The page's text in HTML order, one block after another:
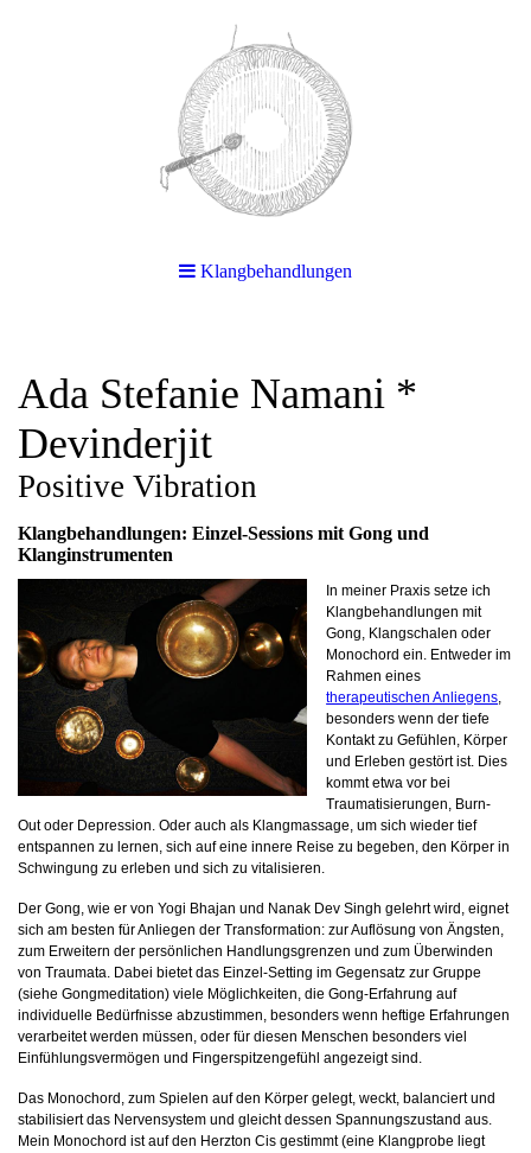
Klangbehandlungen
Ada Stefanie Namani *
Devinderjit
Positive Vibration
Klangbehandlungen: Einzel-Sessions mit Gong und
Klanginstrumenten
In meiner Praxis setze ich
Klangbehandlungen mit
Gong, Klangschalen oder
Monochord ein. Entweder im
Rahmen eines
therapeutischen Anliegens,
besonders wenn der tiefe
Kontakt zu Gefühlen, Körper
und Erleben gestört ist. Dies
kommt etwa vor bei
Traumatisierungen, Burn-
Out oder Depression. Oder auch als Klangmassage, um sich wieder tief
entspannen zu lernen, sich auf eine innere Reise zu begeben, den Körper in
Schwingung zu erleben und sich zu vitalisieren.
Der Gong, wie er von Yogi Bhajan und Nanak Dev Singh gelehrt wird, eignet
sich am besten für Anliegen der Transformation: zur Auflösung von Ängsten,
zum Erweitern der persönlichen Handlungsgrenzen und zum Überwinden
von Traumata. Dabei bietet das Einzel-Setting im Gegensatz zur Gruppe
(siehe Gongmeditation) viele Möglichkeiten, die Gong-Erfahrung auf
individuelle Bedürfnisse abzustimmen, besonders wenn heftige Erfahrungen
verarbeitet werden müssen, oder für diesen Menschen besonders viel
Einfühlungsvermögen und Fingerspitzengefühl angezeigt sind.
Das Monochord, zum Spielen auf den Körper gelegt, weckt, balanciert und
stabilisiert das Nervensystem und gleicht dessen Spannungszustand aus.
Mein Monochord ist auf den Herzton Cis gestimmt (eine Klangprobe liegt